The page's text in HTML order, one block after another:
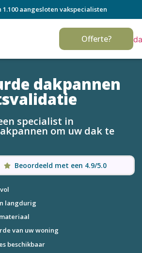
1.100 aangesloten vakspecialisten
Offerte?
dakpannen
specialist in
om uw dak te
Beoordeeld met een 4.9/5.0
langdurig
van uw woning
beschikbaar